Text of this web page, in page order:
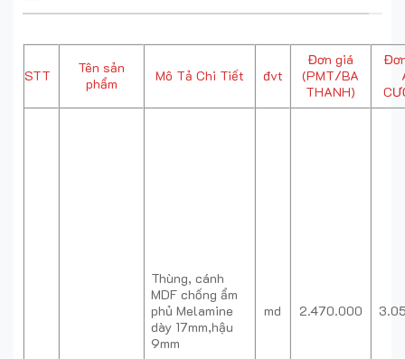
STT
Tên sản
phẩm
Mô Tả Chi Tiết đvt
Đơn giá
(PMT/BA
THANH)
Thùng, cánh
MDF chống ẩm
phủ Melamine
dày 17mm,hậu
9mm
md 2.470.000